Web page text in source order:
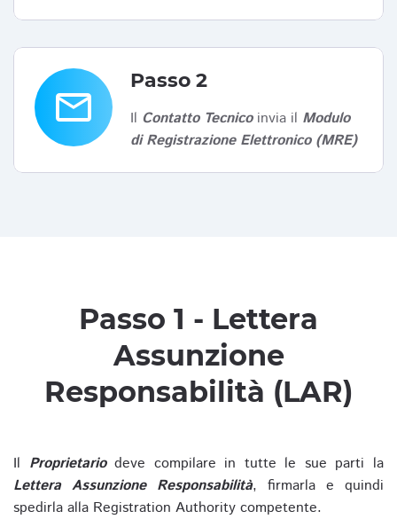
email
Passo 2
Il Contatto Tecnicoinvia il Modulo
di Registrazione Elettronico (MRE)
Passo 1 - Lettera
Assunzione
Responsabilità (LAR)
Il Proprietariodeve compilare in tutte le sue parti la
Lettera Assunzione Responsabilità, firmarla e quindi
spedirla alla Registration Authority competente.